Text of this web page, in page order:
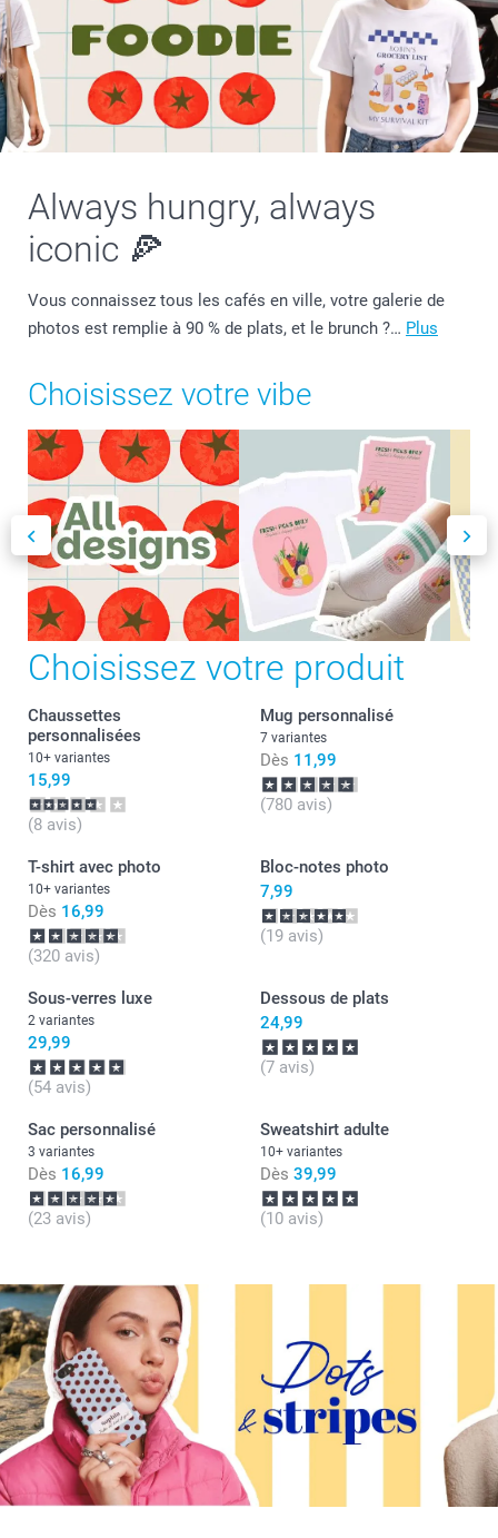
Always hungry, always
iconic 🍕
Vous connaissez tous les cafés en ville, votre galerie de
photos est remplie à 90 % de plats, et le brunch ?… Plus
Choisissez votre vibe
Choisissez votre produit
Chaussettes
personnalisées
10+ variantes
15,99
(8 avis)
Mug personnalisé
7 variantes
Dès 11,99
(780 avis)
T-shirt avec photo
10+ variantes
Dès 16,99
(320 avis)
Bloc-notes photo
7,99
(19 avis)
Sous-verres luxe
2 variantes
29,99
(54 avis)
Dessous de plats
24,99
(7 avis)
Sac personnalisé
3 variantes
Dès 16,99
(23 avis)
Sweatshirt adulte
10+ variantes
Dès 39,99
(10 avis)